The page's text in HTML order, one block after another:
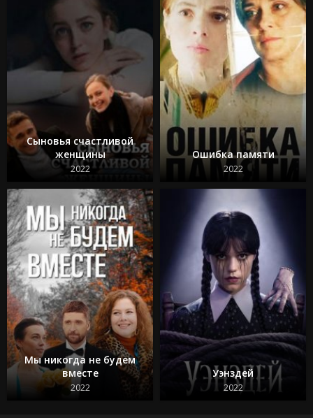
Сыновья счастливой
женщины
2022
Ошибка памяти
2022
Мы никогда не будем
вместе
2022
Уэнздей
2022